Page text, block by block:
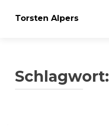
Torsten Alpers
Schlagwort: